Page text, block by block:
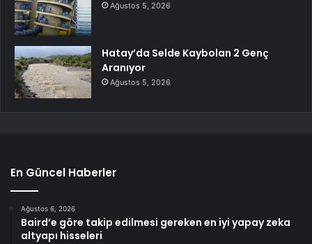
Ağustos 5, 2026
Hatay’da Selde Kaybolan 2 Genç
Aranıyor
Ağustos 5, 2026
En Güncel Haberler
Ağustos 6, 2026
Baird’e göre takip edilmesi gereken en iyi yapay zeka
altyapı hisseleri